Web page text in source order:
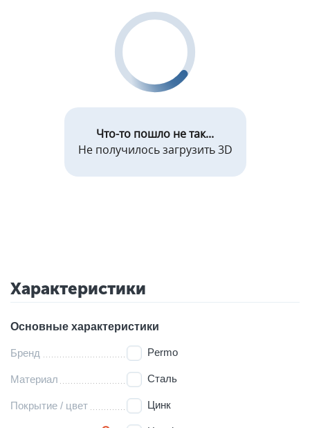
Что-то пошло не так...
Не получилось загрузить 3D
Характеристики
Основные характеристики
Бренд Permo
Материал Сталь
Покрытие / цвет Цинк